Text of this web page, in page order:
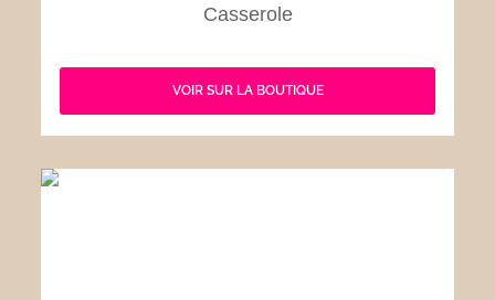
Casserole
VOIR SUR LA BOUTIQUE